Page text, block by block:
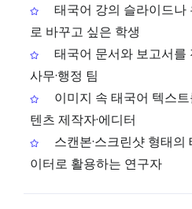
태국어 강의 슬라이드나
로 바꾸고 싶은 학생
태국어 문서와 보고서를
사무·행정 팀
이미지 속 태국어 텍스
텐츠 제작자·에디터
스캔본·스크린샷 형태
이터로 활용하는 연구자